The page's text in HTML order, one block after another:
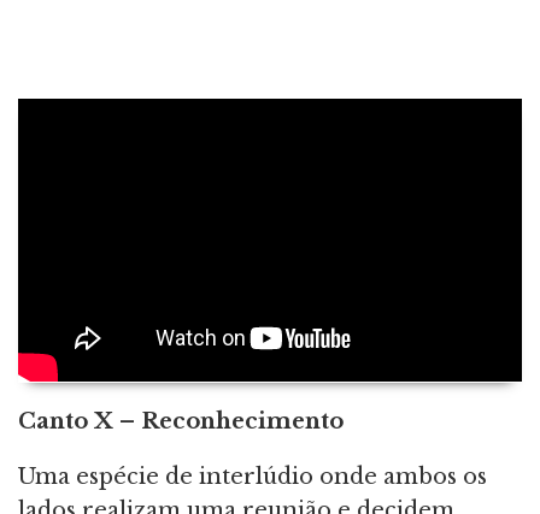
Canto X – Reconhecimento
Uma espécie de interlúdio onde ambos os